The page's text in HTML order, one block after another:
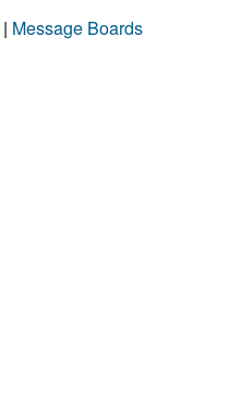
| Message Boards